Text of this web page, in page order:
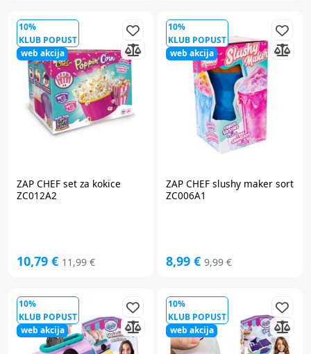
10%
KLUB POPUST
web akcija
ZAP CHEF set za kokice
ZC012A2
10,79 € 11,99 €
10%
KLUB POPUST
web akcija
ZAP CHEF slushy maker sort
ZC006A1
8,99 € 9,99 €
10%
KLUB POPUST
web akcija
10%
KLUB POPUST
web akcija